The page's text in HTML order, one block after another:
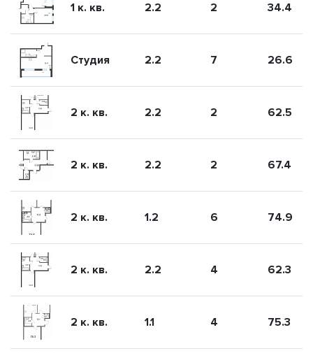
1 к. кв. 2.2 2 34.4
Студия 2.2 7 26.6
2 к. кв. 2.2 2 62.5
2 к. кв. 2.2 2 67.4
2 к. кв. 1.2 6 74.9
2 к. кв. 2.2 4 62.3
2 к. кв. 1.1 4 75.3